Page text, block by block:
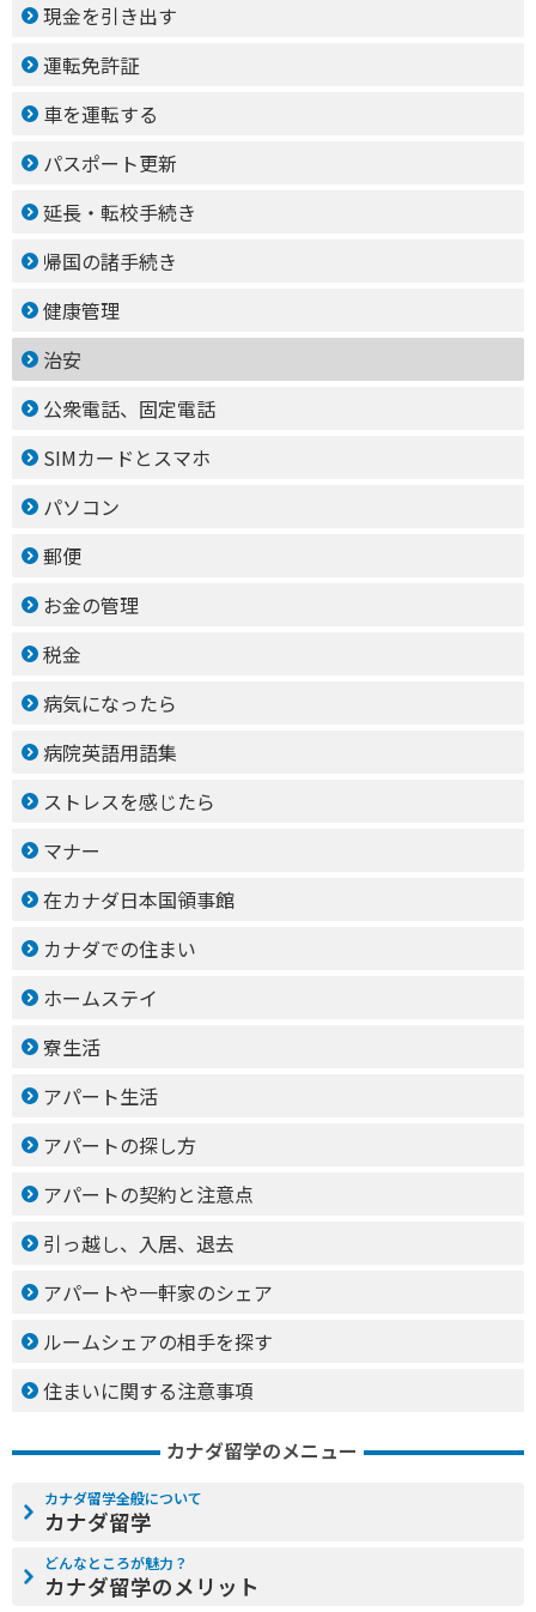
現金を引き出す
運転免許証
車を運転する
パスポート更新
延長・転校手続き
帰国の諸手続き
健康管理
治安
公衆電話、固定電話
SIMカードとスマホ
パソコン
郵便
お金の管理
税金
病気になったら
病院英語用語集
ストレスを感じたら
マナー
在カナダ日本国領事館
カナダでの住まい
ホームステイ
寮生活
アパート生活
アパートの探し方
アパートの契約と注意点
引っ越し、入居、退去
アパートや一軒家のシェア
ルームシェアの相手を探す
住まいに関する注意事項
カナダ留学のメニュー
カナダ留学全般について
カナダ留学
どんなところが魅力？
カナダ留学のメリット